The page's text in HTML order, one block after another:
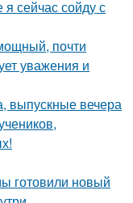
сейчас сойду с
почти
уважения и
выпускные вечера
готовили новый